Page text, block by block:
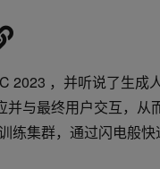
2023 ，并听说了生成
与最终用户交互，从
练集群，通过闪电般快